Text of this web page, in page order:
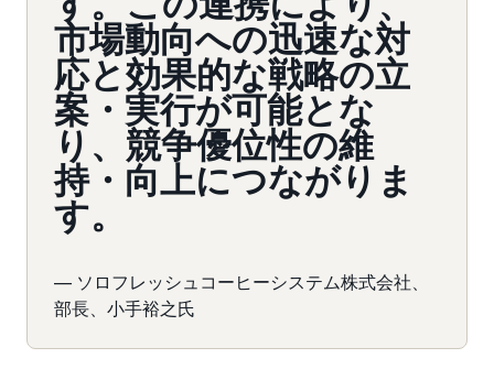
市場動向への迅速な対
応と効果的な戦略の立
案・実行が可能とな
り、競争優位性の維
持・向上につながりま
す。
— ソロフレッシュコーヒーシステム株式会社、
部長、小手裕之氏